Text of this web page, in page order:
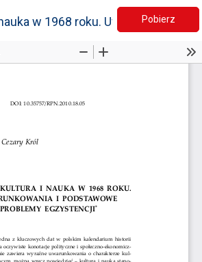
artykułu
w 1968 roku. Pobierz